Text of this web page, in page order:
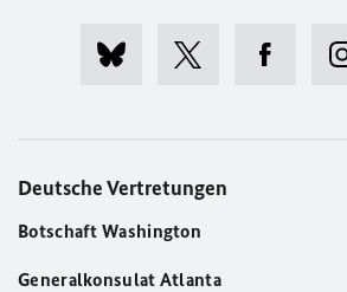
Deutsche Vertretungen
Botschaft Washington
Generalkonsulat Atlanta